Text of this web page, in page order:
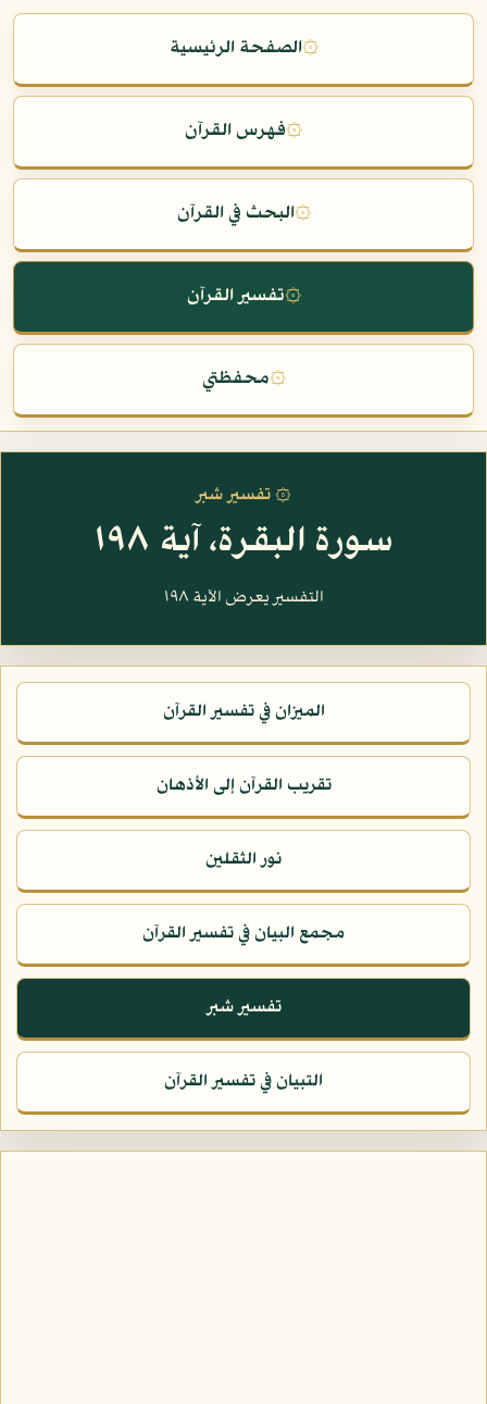
۞الصفحة الرئيسية
۞فهرس القرآن
۞البحث في القرآن
۞تفسير القرآن
۞محفظتي
۞ تفسير شبر
سورة البقرة، آية ١٩٨
التفسير يعرض الآية ١٩٨
الميزان في تفسير القرآن
تقريب القرآن إلى الأذهان
نور الثقلين
مجمع البيان في تفسير القرآن
تفسير شبر
التبيان في تفسير القرآن